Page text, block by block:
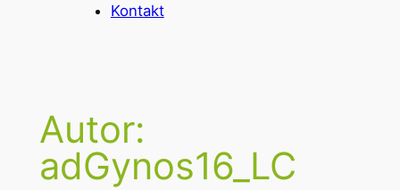
Kontakt
Autor:
adGynos16_LC